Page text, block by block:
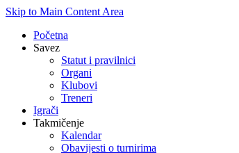
Skip to Main Content Area
Početna
Savez
Statut i pravilnici
Organi
Klubovi
Treneri
Igrači
Takmičenje
Kalendar
Obavijesti o turnirima